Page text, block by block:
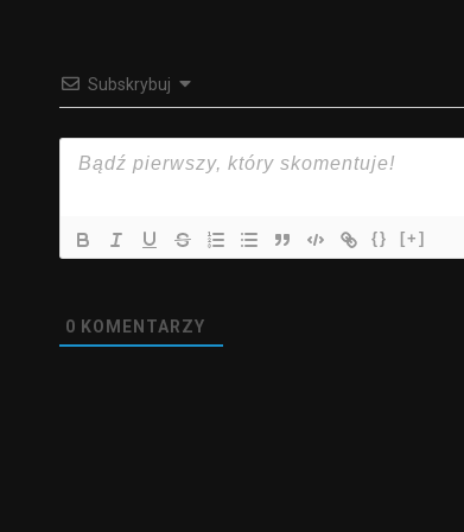
Subskrybuj
{} [+]
0 KOMENTARZY